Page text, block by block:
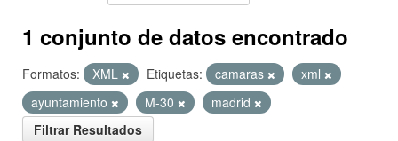
1 conjunto de datos encontrado
Formatos: XML Etiquetas: camaras
xml
ayuntamiento
M-30
madrid
Filtrar Resultados